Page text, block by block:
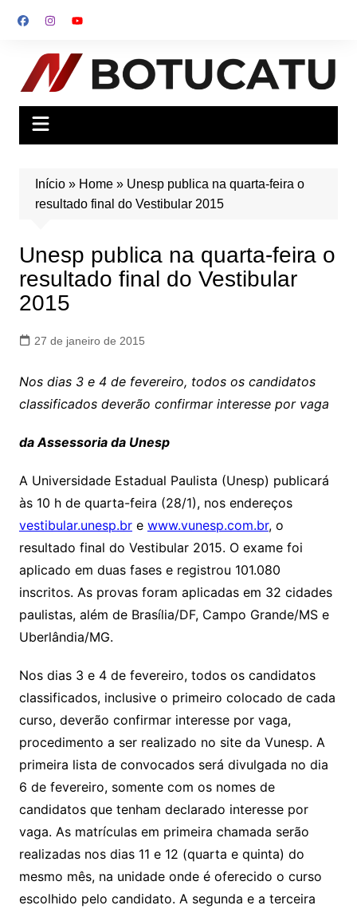
para
conteúdo
Início» Home» Unesp publica na quarta-feira o
resultado final do Vestibular 2015
Unesp publica na quarta-feira o
resultado final do Vestibular
2015
27 de janeiro de 2015
Nos dias 3 e 4 de fevereiro, todos os candidatos
classificados deverão confirmar interesse por vaga
da Assessoria da Unesp
AUniversidade Estadual Paulista (Unesp) publicará
às 10 h de quarta-feira (28/1), nos endereços
vestibular.unesp.bre www.vunesp.com.br, o
resultado final do Vestibular 2015. O exame foi
aplicado em duas fases e registrou 101.080
inscritos. As provas foram aplicadas em 32 cidades
paulistas, além de Brasília/DF, Campo Grande/MS e
Uberlândia/MG.
Nos dias 3 e 4 de fevereiro, todos os candidatos
classificados, inclusive o primeiro colocado de cada
curso, deverão confirmar interesse por vaga,
procedimento a ser realizado no site da Vunesp. A
primeira lista de convocados será divulgada no dia
6 de fevereiro, somente com os nomes de
candidatos que tenham declarado interesse por
vaga. As matrículas em primeira chamada serão
realizadas nos dias 11 e 12 (quarta e quinta) do
mesmo mês, na unidade onde é oferecido o curso
escolhido pelo candidato. A segunda e a terceira